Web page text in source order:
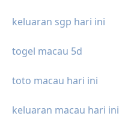
keluaran sgp hari ini
togel macau 5d
toto macau hari ini
keluaran macau hari ini